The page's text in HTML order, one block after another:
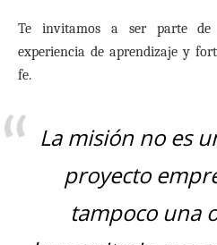
Te invitamos a ser parte
experiencia de aprendizaje y
fe.
La misión no es
proyecto
tampoco una